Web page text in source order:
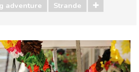
adventure Strande
skal I bo
Lokale events
Museum & Kunst